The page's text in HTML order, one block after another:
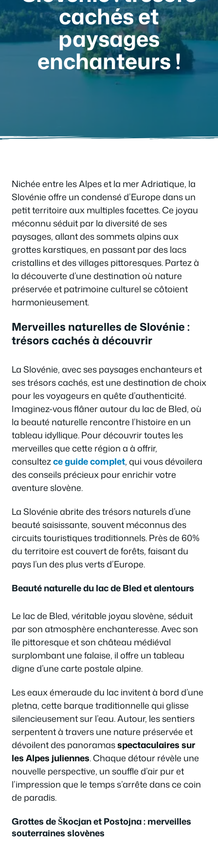
cachés et
paysages
enchanteurs !
Nichée entre les Alpes et la mer Adriatique, la
Slovénie offre un condensé d’Europe dans un
petit territoire aux multiples facettes. Ce joyau
méconnu séduit par la diversité de ses
paysages, allant des sommets alpins aux
grottes karstiques, en passant par des lacs
cristallins et des villages pittoresques. Partez à
la découverte d’une destination où nature
préservée et patrimoine culturel se côtoient
harmonieusement.
Merveilles naturelles de Slovénie :
trésors cachés à découvrir
La Slovénie, avec ses paysages enchanteurs et
ses trésors cachés, est une destination de choix
pour les voyageurs en quête d’authenticité.
Imaginez-vous flâner autour du lac de Bled, où
la beauté naturelle rencontre l’histoire en un
tableau idyllique. Pour découvrir toutes les
merveilles que cette région a à offrir,
consultezce guide complet, qui vous dévoilera
des conseils précieux pour enrichir votre
aventure slovène.
La Slovénie abrite des trésors naturels d’une
beauté saisissante, souvent méconnus des
circuits touristiques traditionnels. Près de 60%
du territoire est couvert de forêts, faisant du
pays l’un des plus verts d’Europe.
Beauté naturelle du lac de Bled et alentours
Le lac de Bled, véritable joyau slovène, séduit
par son atmosphère enchanteresse. Avec son
île pittoresque et son château médiéval
surplombant une falaise, il offre un tableau
digne d’une carte postale alpine.
Les eaux émeraude du lac invitent à bord d’une
pletna, cette barque traditionnelle qui glisse
silencieusement sur l’eau. Autour, les sentiers
serpentent à travers une nature préservée et
dévoilent des panoramasspectaculaires sur
les Alpes juliennes. Chaque détour révèle une
nouvelle perspective, un souffle d’air pur et
l’impression que le temps s’arrête dans ce coin
de paradis.
Grottes de Škocjan et Postojna : merveilles
souterraines slovènes